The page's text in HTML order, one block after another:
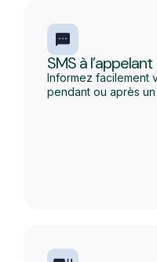
SMS à l’appelant
Informez facilement
pendant ou après